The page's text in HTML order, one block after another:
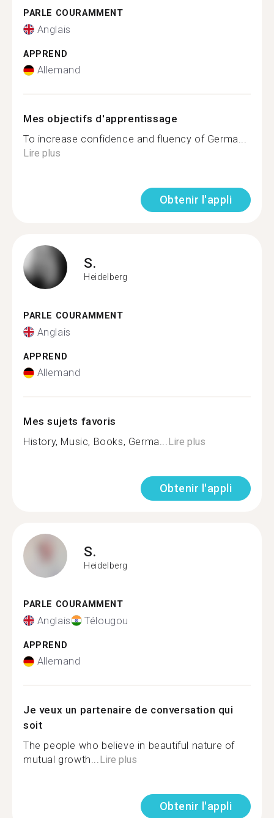
PARLE COURAMMENT
Anglais
APPREND
Allemand
Mes objectifs d'apprentissage
To increase confidence and fluency of Germa...
Lire plus
Obtenir l'appli
S.
Heidelberg
PARLE COURAMMENT
Anglais
APPREND
Allemand
Mes sujets favoris
History, Music, Books, Germa...Lire plus
Obtenir l'appli
S.
Heidelberg
PARLE COURAMMENT
Anglais Télougou
APPREND
Allemand
Je veux un partenaire de conversation qui
soit
The people who believe in beautiful nature of
mutual growth...Lire plus
Obtenir l'appli